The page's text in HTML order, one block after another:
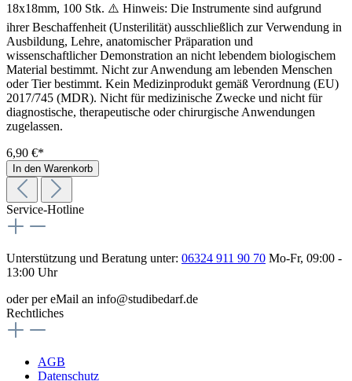
18x18mm, 100 Stk. ⚠️ Hinweis: Die Instrumente sind aufgrund
ihrer Beschaffenheit (Unsterilität) ausschließlich zur Verwendung in
Ausbildung, Lehre, anatomischer Präparation und
wissenschaftlicher Demonstration an nicht lebendem biologischem
Material bestimmt. Nicht zur Anwendung am lebenden Menschen
oder Tier bestimmt. Kein Medizinprodukt gemäß Verordnung (EU)
2017/745 (MDR). Nicht für medizinische Zwecke und nicht für
diagnostische, therapeutische oder chirurgische Anwendungen
zugelassen.
6,90 €*
In den Warenkorb
Service-Hotline
Unterstützung und Beratung unter: 06324 911 90 70 Mo-Fr, 09:00 -
13:00 Uhr
oder per eMail an info@studibedarf.de
Rechtliches
AGB
Datenschutz